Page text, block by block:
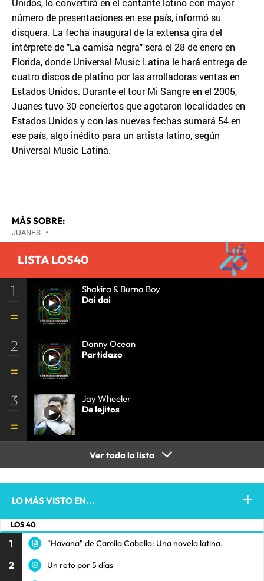
Unidos, lo convertirá en el cantante latino con mayor
número de presentaciones en ese país, informó su
disquera. La fecha inaugural de la extensa gira del
intérprete de "La camisa negra" será el 28 de enero en
Florida, donde Universal Music Latina le hará entrega de
cuatro discos de platino por las arrolladoras ventas en
Estados Unidos. Durante el tour Mi Sangre en el 2005,
Juanes tuvo 30 conciertos que agotaron localidades en
Estados Unidos y con las nuevas fechas sumará 54 en
ese país, algo inédito para un artista latino, según
Universal Music Latina.
MÁS SOBRE:
JUANES •
LISTA LOS40
1
Shakira & Burna Boy
Dai dai
2
Danny Ocean
Partidazo
3
Jay Wheeler
De lejitos
Ver toda la lista
LO MÁS VISTO EN...
LOS 40
1 "Havana" de Camila Cabello: Una novela latina.
2 Un reto por 5 días